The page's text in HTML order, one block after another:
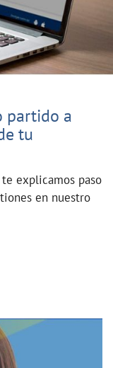
partido a
tu
explicamos paso
en nuestro